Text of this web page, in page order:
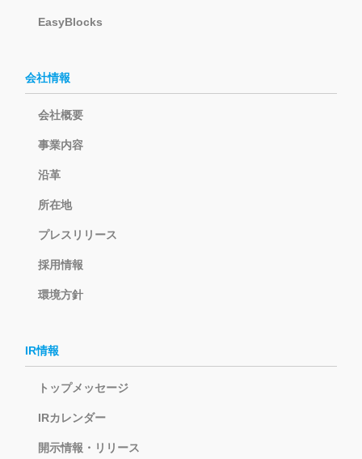
EasyBlocks
会社情報
会社概要
事業内容
沿革
所在地
プレスリリース
採用情報
環境方針
IR情報
トップメッセージ
IRカレンダー
開示情報・リリース